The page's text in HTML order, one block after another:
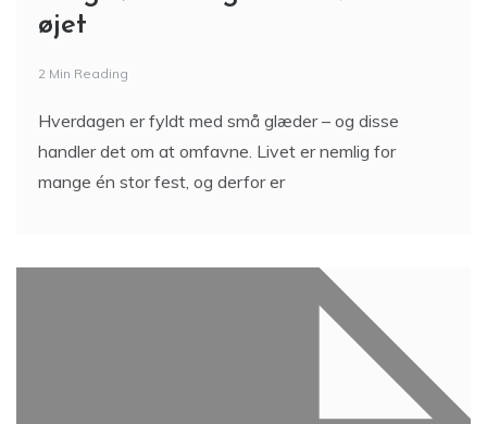
øjet
2 Min Reading
Hverdagen er fyldt med små glæder – og disse
handler det om at omfavne. Livet er nemlig for
mange én stor fest, og derfor er